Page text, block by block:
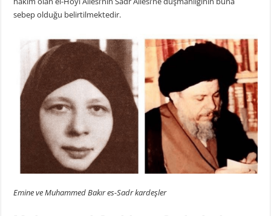
sebep olduğu belirtilmektedir.
Emine ve Muhammed Bakır es-Sadr kardeşler